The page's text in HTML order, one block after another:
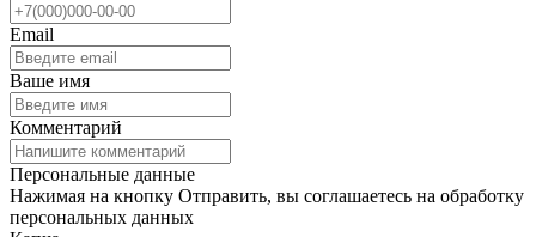
Email
Ваше имя
Комментарий
Персональные данные
Нажимая на кнопку Отправить, вы соглашаетесь на обработку
персональных данных